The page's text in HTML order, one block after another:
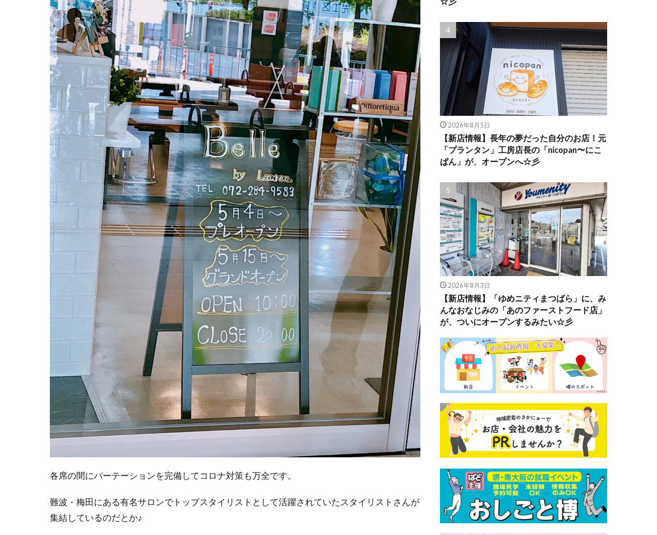
各席の間にパーテーションを完備してコロナ対策も万全です。
難波・梅田にある有名サロンでトップスタイリストとして活躍されていたスタイリストさんが
集結しているのだとか♪
2026年8月5日
【新店情報】長年の夢だった自分のお店！元
「プランタン」工房店長の「nicopan〜にこ
ぱん」が、オープンへ☆彡
2026年8月3日
【新店情報】「ゆめニティまつばら」に、み
んなおなじみの「あのファーストフード店」
が、ついにオープンするみたい☆彡